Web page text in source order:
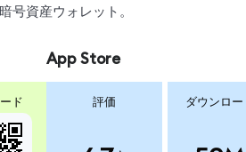
号資産ウォレット。
ド
App Store
評価 ダウンロー